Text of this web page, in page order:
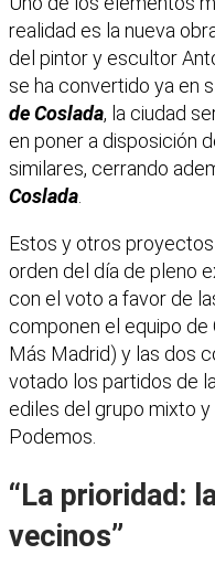
realidad es la nueva
del pintor y escultor
se ha convertido ya en
de Coslada, la ciudad
en poner a disposición
similares, cerrando
Coslada
Estos y otros
orden del día de pleno
con el voto a favor de
componen el equipo de
Más Madrid) y las dos
votado los partidos de
ediles del grupo mixto
Podemos.
“La prioridad:
vecinos”